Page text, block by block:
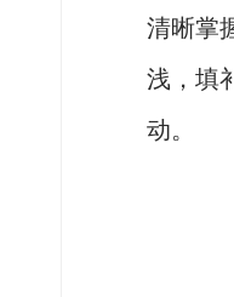
清晰掌
浅，填
动。